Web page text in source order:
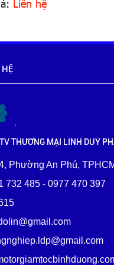
Liên hệ
THƯƠNG MẠI LINH DUY
Phường An Phú,
732 485 - 0977 470 397